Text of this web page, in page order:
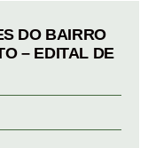
DO BAIRRO
– EDITAL DE